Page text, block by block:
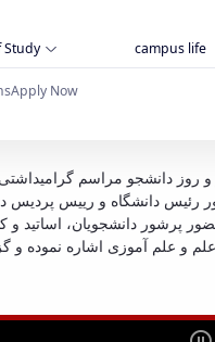
سالروز 16 آذر و روز
رئیس دانشگاه و رییس
پرشور دانشجویان، اساتید و
علم و علم آموزی اشاره نموده